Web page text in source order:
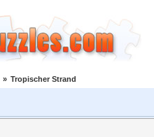
» Tropischer Strand